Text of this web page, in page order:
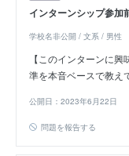
インターンシップ参加
学校名非公開 / 文系 / 男性
【このインターンに
準を本音ベースで教え
公開日：2023年6月22日
問題を報告する